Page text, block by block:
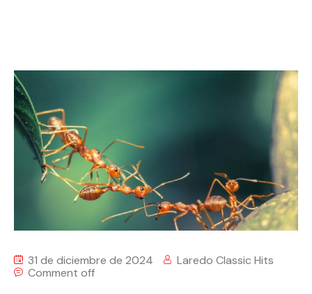
31 de diciembre de 2024
Laredo Classic Hits
Comment off